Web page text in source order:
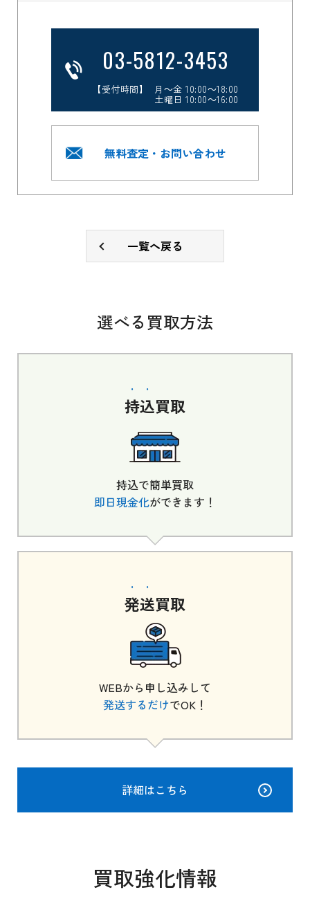
03-5812-3453
【受付時間】 月～金 10:00～18:00
土曜日 10:00～16:00
無料査定・お問い合わせ
一覧へ戻る
選べる買取方法
持込買取
持込で簡単買取
即日現金化ができます！
発送買取
WEBから申し込みして
発送するだけでOK！
詳細はこちら
買取強化情報